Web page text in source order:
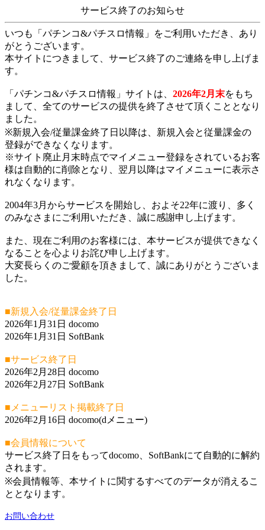
サービス終了のお知らせ
いつも「パチンコ&パチスロ情報」をご利用いただき、あり
がとうございます。
本サイトにつきまして、サービス終了のご連絡を申し上げま
す。
「パチンコ&パチスロ情報」サイトは、 2026年2月末をもち
まして、全てのサービスの提供を終了させて頂くこととなり
ました。
※新規入会/従量課金終了日以降は、新規入会と従量課金の
登録ができなくなります。
※サイト廃止月末時点でマイメニュー登録をされているお客
様は自動的に削除となり、翌月以降はマイメニューに表示さ
れなくなります。
2004年3月からサービスを開始し、およそ22年に渡り、多く
のみなさまにご利用いただき、誠に感謝申し上げます。
また、現在ご利用のお客様には、本サービスが提供できなく
なることを心よりお詫び申し上げます。
大変長らくのご愛顧を頂きまして、誠にありがとうございま
した。
■新規入会/従量課金終了日
2026年1月31日 docomo
2026年1月31日 SoftBank
■サービス終了日
2026年2月28日 docomo
2026年2月27日 SoftBank
■メニューリスト掲載終了日
2026年2月16日 docomo(dメニュー)
■会員情報について
サービス終了日をもってdocomo、SoftBankにて自動的に解約
されます。
※会員情報等、本サイトに関するすべてのデータが消えるこ
ととなります。
お問い合わせ